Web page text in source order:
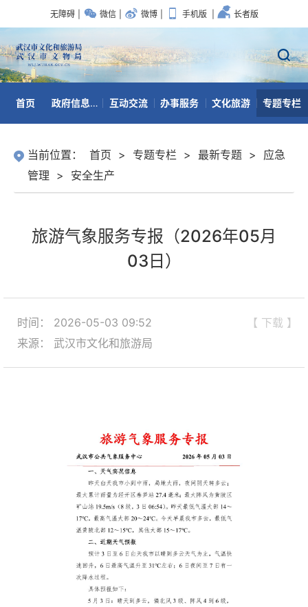
无障碍 微信 微博 手机版 长者版
首页 政府信息公开 互动交流 办事服务 文化旅游 专题专栏
当前位置： 首页 > 专题专栏 > 最新专题 >
应急
管理 > 安全生产
旅游气象服务专报（2026年05月
03日）
【 下载 】
时间： 2026-05-03 09:52
来源： 武汉市文化和旅游局